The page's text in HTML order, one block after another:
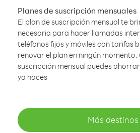
Planes de suscripción mensuales
El plan de suscripción mensual te
necesaria para hacer llamadas
teléfonos fijos y móviles con tarifas
renovar el plan en ningún momento.
suscripción mensual puedes
ya haces
Más destinos